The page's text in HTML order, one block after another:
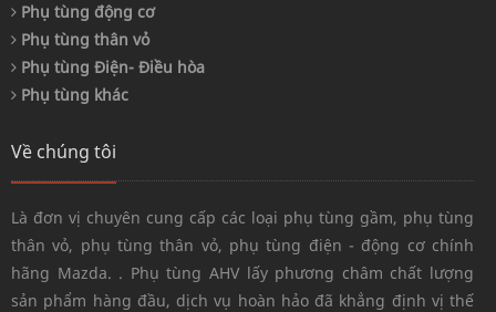
Phụ tùng động cơ
Phụ tùng thân vỏ
Phụ tùng Điện- Điều hòa
Phụ tùng khác
Về chúng tôi
Là đơn vị chuyên cung cấp các loại phụ tùng gầm, phụ tùng
thân vỏ, phụ tùng thân vỏ, phụ tùng điện - động cơ chính
hãng Mazda. . Phụ tùng AHV lấy phương châm chất lượng
sản phẩm hàng đầu, dịch vụ hoàn hảo đã khẳng định vị thế